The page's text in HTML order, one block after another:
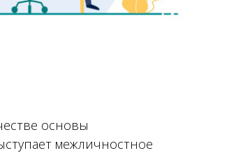
основы
межличностное